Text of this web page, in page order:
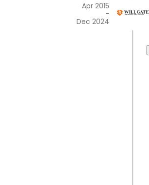
Apr 2015
-
Dec 2024